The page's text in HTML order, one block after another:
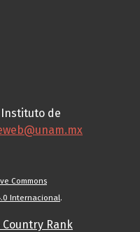
de
Commons
Internacional.